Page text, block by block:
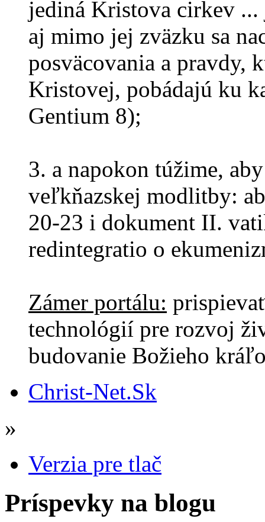
jediná Kristova cirkev
aj mimo jej zväzku sa
posväcovania a pravdy,
Kristovej, pobádajú ku
Gentium 8);
3. a napokon túžime,
veľkňazskej modlitby:
20-23 i dokument II.
redintegratio o
Zámer portálu:
technológií pre rozvoj
budovanie Božieho
Christ-Net.Sk
»
Verzia pre tlač
Príspevky na blogu